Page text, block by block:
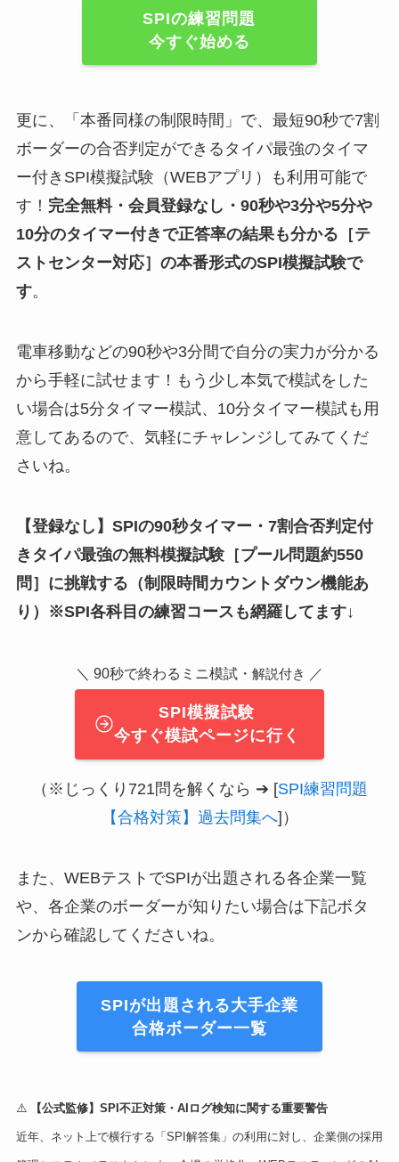
SPIの練習問題
今すぐ始める
更に、「本番同様の制限時間」で、最短90秒で7割
ボーダーの合否判定ができるタイパ最強のタイマ
ー付きSPI模擬試験（WEBアプリ）も利用可能で
す！ 完全無料・会員登録なし・90秒や3分や5分や
10分のタイマー付きで正答率の結果も分かる ［テ
ストセンター対応］ の本番形式のSPI模擬試験で
す。
電車移動などの90秒や3分間で自分の実力が分かる
から手軽に試せます！もう少し本気で模試をした
い場合は5分タイマー模試、10分タイマー模試も用
意してあるので、気軽にチャレンジしてみてくだ
さいね。
【登録なし】SPIの90秒タイマー・7割合否判定付
きタイパ最強の無料模擬試験［プール問題約550
問 ］ に挑戦する（制限時間カウントダウン機能あ
り）※SPI各科目の練習コースも網羅してます↓
＼ 90秒で終わるミニ模試・ 解説付き ／
SPI模擬試験
今すぐ模試ページに行く
（※じっくり721問を解くなら ➔ [SPI練習問題
【合格対策】過去問集へ]）
また、WEBテストでSPIが出題される各企業一覧
や、各企業のボーダーが知りたい場合は下記ボタ
ンから確認してくださいね。
SPIが出題される大手企業
合格ボーダー一覧
⚠️ 【公式監修】SPI不正対策・AIログ検知に関する重要警告
近年、ネット上で横行する「SPI解答集」の利用に対し、企業側の採用